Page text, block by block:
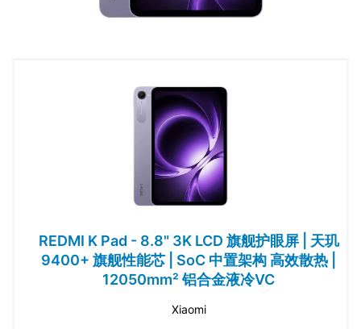
REDMI K Pad - 8.8" 3K LCD 旗舰护眼屏 | 天玑
9400+ 旗舰性能芯 | SoC 中置架构 高效散热 |
12050mm² 铝合金液冷VC
Xiaomi